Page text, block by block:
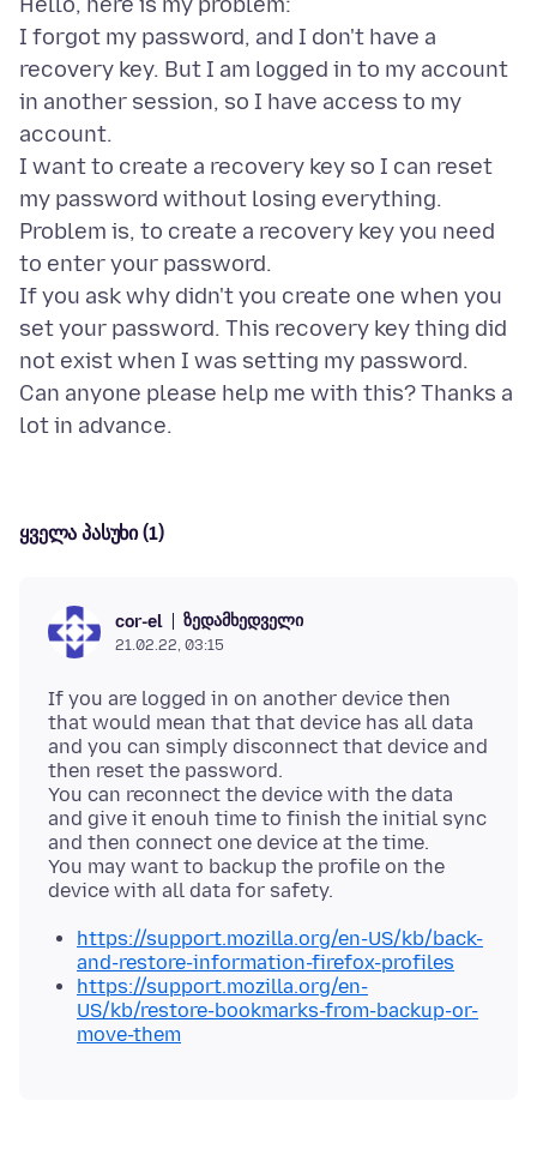
I forgot my password, and I don't have a
recovery key. But I am logged in to my account
in another session, so I have access to my
account.
I want to create a recovery key so I can reset
my password without losing everything.
Problem is, to create a recovery key you need
to enter your password.
If you ask why didn't you create one when you
set your password. This recovery key thing did
not exist when I was setting my password.
Can anyone please help me with this? Thanks a
ყველა პასუხი (1)
cor-el ზედამხედველი
21.02.22, 03:15
If you are logged in on another device then
that would mean that that device has all data
and you can simply disconnect that device and
then reset the password.
You can reconnect the device with the data
and give it enouh time to finish the initial sync
and then connect one device at the time.
You may want to backup the profile on the
https://support.mozilla.org/en-US/kb/back-
and-restore-information-firefox-profiles
https://support.mozilla.org/en-
US/kb/restore-bookmarks-from-backup-or-
move-them